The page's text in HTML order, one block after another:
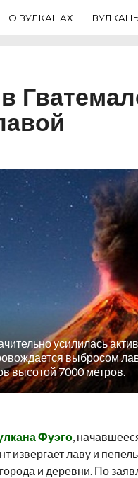
О ВУЛКАНАХ
усилилась
выбросом
высотой 7000 метров.
Фуэго,
извергает лаву и
и деревни. По